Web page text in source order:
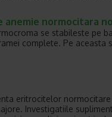
normocitara
se stabileste pe
complete. Pe aceasta
eritrocitelor
Investigatiile